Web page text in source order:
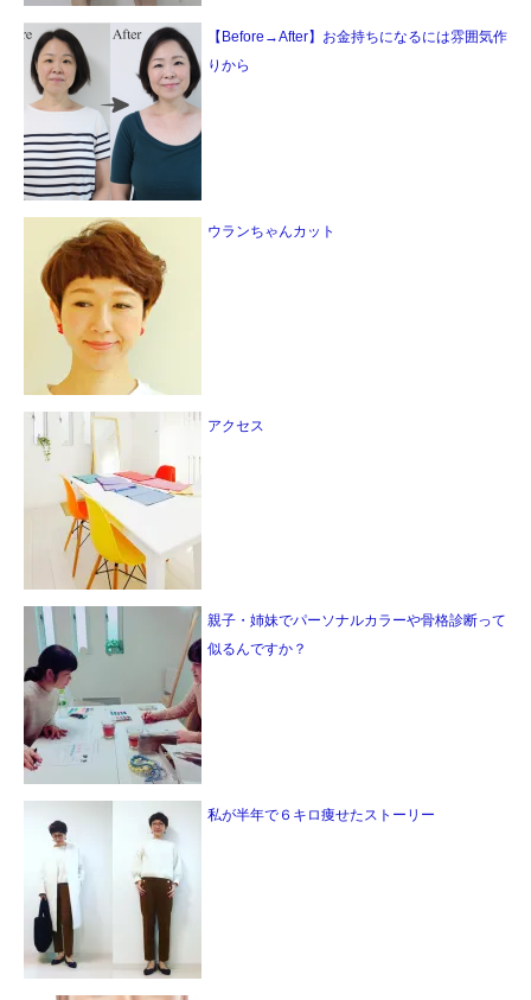
【Before→After】お金持ちになるには雰囲気作
りから
ウランちゃんカット
アクセス
親子・姉妹でパーソナルカラーや骨格診断って
似るんですか？
私が半年で６キロ痩せたストーリー